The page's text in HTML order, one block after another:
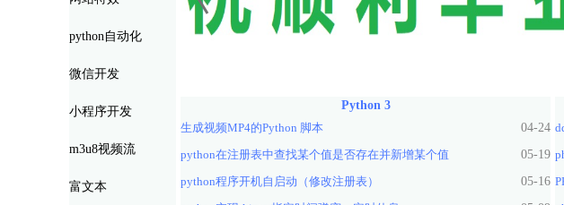
python自动化
微信开发
小程序开发
m3u8视频流
富文本
Python 3
生成视频MP4的Python 脚本
04-24
python在注册表中查找某个值是否存在并新增某个值
05-19
python程序开机自启动（修改注册表）
05-16